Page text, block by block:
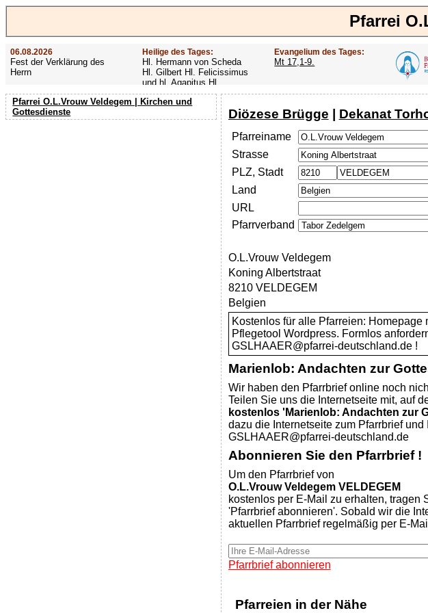
Pfarrei
06.08.2026
Fest der Verklärung des
Herrn
Heilige des Tages:
Hl. Hermann von Scheda
Hl. Gilbert Hl. Felicissimus
und hl. Agapitus Hl.
Gezelinus (Gozelin)
Evangelium des Tages:
Mt 17,1-9.
Pfarrei O.L.Vrouw Veldegem | Kirchen und
Gottesdienste
Diözese Brügge | Dekanat
Pfarreiname
Strasse
PLZ, Stadt
Land
URL
Pfarrverband
O.L.Vrouw Veldegem
Koning Albertstraat
8210 VELDEGEM
Belgien
Kostenlos für alle Pfarreien: Homepage
Pflegetool Wordpress. Formlos
GSLHAAER@pfarrei-deutschland.de !
Marienlob: Andachten zur
Wir haben den Pfarrbrief online noch
Teilen Sie uns die Internetseite mit, auf
kostenlos 'Marienlob: Andachten zur
dazu die Internetseite zum Pfarrbrief
GSLHAAER@pfarrei-deutschland.de
Abonnieren Sie den Pfarrbrief !
Um den Pfarrbrief von
O.L.Vrouw Veldegem VELDEGEM
kostenlos per E-Mail zu erhalten,
'Pfarrbrief abonnieren'. Sobald wir die
aktuellen Pfarrbrief regelmäßig per E-
Pfarrbrief abonnieren
Pfarreien in der Nähe